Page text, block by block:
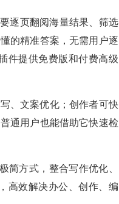
逐页翻阅海量结果、筛选
的精准答案，无需用户逐
件提供免费版和付费高级
、文案优化；创作者可快
通用户也能借助它快速检
简方式，整合写作优化、
高效解决办公、创作、编